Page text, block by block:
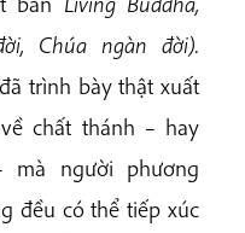
Chúa ngàn đời).
trình bày thật xuất
chất thánh – hay
mà người phương
đều có thể tiếp xúc